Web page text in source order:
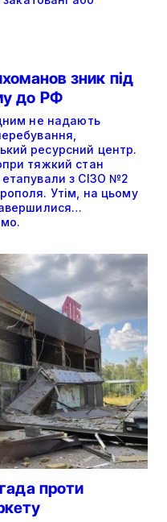
зник під
до РФ
не надають
ресурсний центр.
тяжкий стан
етапували з СІЗО №2
Утім, на цьому
проти